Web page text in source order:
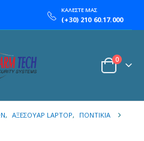
ΚΑΛΕΣΤΕ ΜΑΣ
(+30) 210 60.17.000
0
, ΑΞΕΣΟΥΆΡ LAPTOP,
ΠΟΝΤΊΚΙΑ